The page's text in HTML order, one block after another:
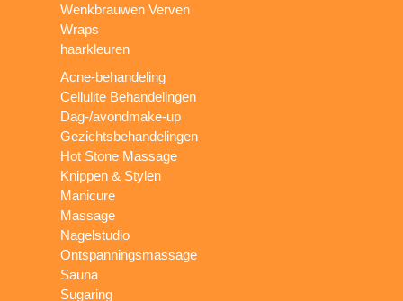
Wenkbrauwen Verven
Wraps
haarkleuren
Acne-behandeling
Cellulite Behandelingen
Dag-/avondmake-up
Gezichtsbehandelingen
Hot Stone Massage
Knippen & Stylen
Manicure
Massage
Nagelstudio
Ontspanningsmassage
Sauna
Sugaring